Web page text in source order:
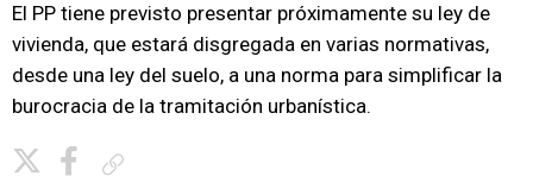
El PP tiene previsto presentar próximamente su ley de
vivienda, que estará disgregada en varias normativas,
desde una ley del suelo, a una norma para simplificar la
burocracia de la tramitación urbanística.